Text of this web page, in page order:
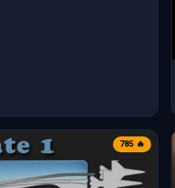
🔥 785